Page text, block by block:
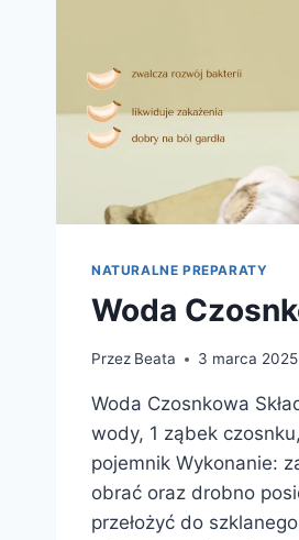
NATURALNE PREPARATY
Woda
Przez Beata 3 marca 2025
Woda Czosnkowa
wody, 1 ząbek
pojemnik Wykonanie:
obrać oraz drobno
przełożyć do